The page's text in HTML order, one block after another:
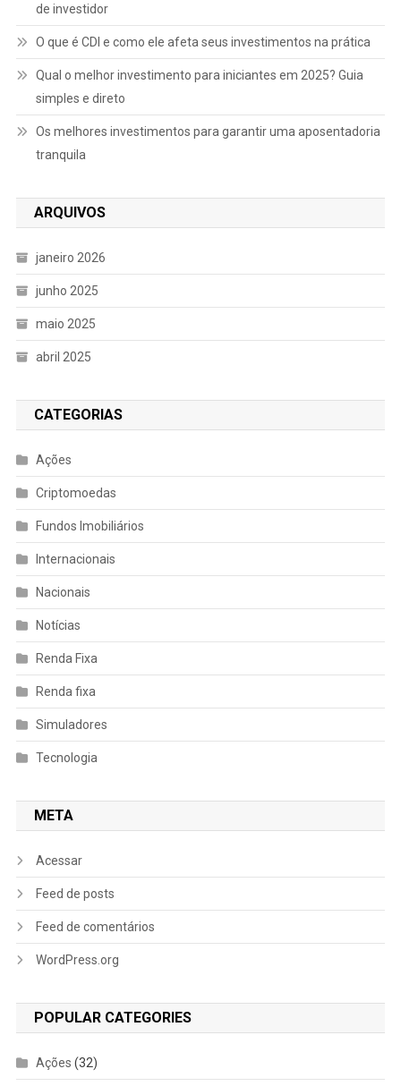
de investidor
O que é CDI e como ele afeta seus investimentos na prática
Qual o melhor investimento para iniciantes em 2025? Guia
simples e direto
Os melhores investimentos para garantir uma aposentadoria
tranquila
ARQUIVOS
janeiro 2026
junho 2025
maio 2025
abril 2025
CATEGORIAS
Ações
Criptomoedas
Fundos Imobiliários
Internacionais
Nacionais
Notícias
Renda Fixa
Renda fixa
Simuladores
Tecnologia
META
Acessar
Feed de posts
Feed de comentários
WordPress.org
POPULAR CATEGORIES
Ações (32)